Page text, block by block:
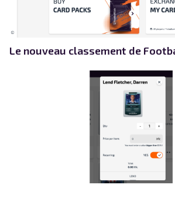
Le nouveau classement de